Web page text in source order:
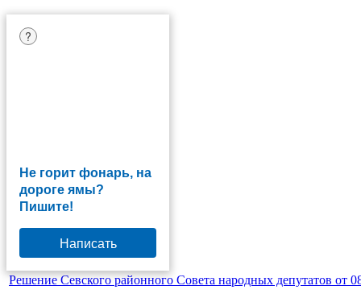
Не горит фонарь, на
дороге ямы?
Пишите!
Написать
?
Решение Севского районного Совета народных депутатов от